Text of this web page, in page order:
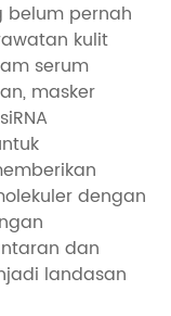
belum pernah
kulit
serum
masker
dengan
dan
landasan